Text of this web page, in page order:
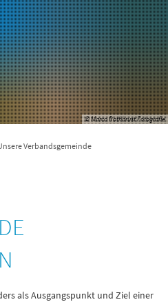
© Marco Rothbrust Fotografie
Verbandsgemeinde
als Ausgangspunkt und Ziel einer